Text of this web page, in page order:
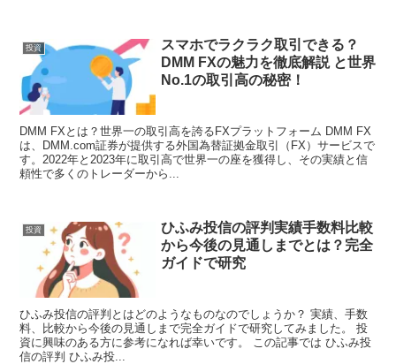
投資
スマホでラクラク取引できる？
DMM FXの魅力を徹底解説 と世界
No.1の取引高の秘密！
DMM FXとは？世界一の取引高を誇るFXプラットフォーム DMM FX
は、DMM.com証券が提供する外国為替証拠金取引（FX）サービスで
す。2022年と2023年に取引高で世界一の座を獲得し、その実績と信
頼性で多くのトレーダーから...
投資
ひふみ投信の評判実績手数料比較
から今後の見通しまでとは？完全
ガイドで研究
ひふみ投信の評判とはどのようなものなのでしょうか？ 実績、手数
料、比較から今後の見通しまで完全ガイドで研究してみました。 投
資に興味のある方に参考になれば幸いです。 この記事では ひふみ投
信の評判 ひふみ投...